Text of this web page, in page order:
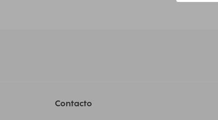
Contacto